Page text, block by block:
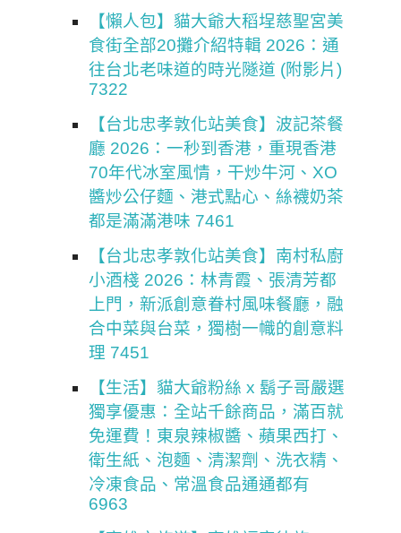
【懶人包】貓大爺大稻埕慈聖宮美
食街全部20攤介紹特輯 2026：通
往台北老味道的時光隧道 (附影片)
7322
【台北忠孝敦化站美食】波記茶餐
廳 2026：一秒到香港，重現香港
70年代冰室風情，干炒牛河、XO
醬炒公仔麵、港式點心、絲襪奶茶
都是滿滿港味 7461
【台北忠孝敦化站美食】南村私廚
小酒棧 2026：林青霞、張清芳都
上門，新派創意眷村風味餐廳，融
合中菜與台菜，獨樹一幟的創意料
理 7451
【生活】貓大爺粉絲 x 鬍子哥嚴選
獨享優惠：全站千餘商品，滿百就
免運費！東泉辣椒醬、蘋果西打、
衛生紙、泡麵、清潔劑、洗衣精、
冷凍食品、常溫食品通通都有
6963